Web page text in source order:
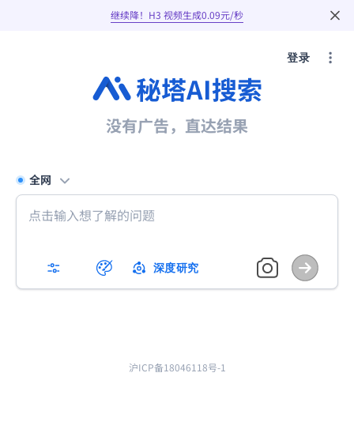
继续降！H3 视频生成0.09元/秒
登录
秘塔AI搜索
没有广告，直达结果
全网
深度研究
沪ICP备18046118号-1